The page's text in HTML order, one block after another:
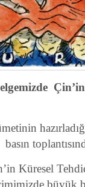
Küresel
büyük